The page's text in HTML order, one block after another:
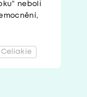
neboli
Celiakie